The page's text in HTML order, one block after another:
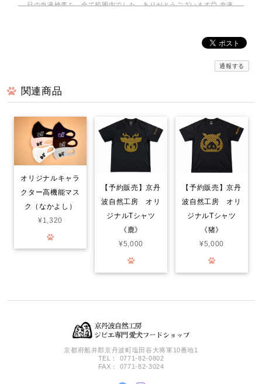
日の血液検査も、全て範囲内でした。ありがとうございます😊 血液
今回は鹿のドライジャーキーに…。家は愛犬2匹なので、早速届いて
分かるのか？凄く喜んでいます。封をあけると！喜びをか消せない
のか！大喜びで！ 飼い主も嬉しくなる次第です。いろんなジャー
キーをあげて来ましたが！格別に喜び方が違います。○ レッスン
やご飯の前のおやつで あげてますが！まだまだ気になる品物が沢
山有るので！また購入させて頂きます…。笑
2026/07/30
猪レトルト(カット肉) 50グラム
通報する
関連商品
オリジナルキャラ
クター高機能マス
ク（なかよし）
¥1,320
【予約販売】京丹
波自然工房 オリ
ジナルTシャツ
《鹿》
¥5,000
【予約販売】京丹
波自然工房 オリ
ジナルTシャツ
《猪》
¥5,000
京都府船井郡京丹波町塩田谷大将軍10番地1
TEL： 0771-82-0802
FAX： 0771-82-3024